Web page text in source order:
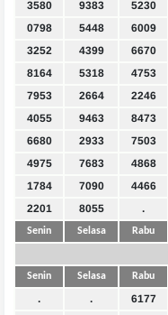
3580
9383 5230
0798
5448 6009
3252
4399 6670
8164
5318 4753
7953
2664 2246
4055
9463 8473
6680
2933 7503
4975
7683 4868
1784
7090 4466
2201
8055 .
Senin Selasa Rabu
Senin Selasa Rabu
. . 6177